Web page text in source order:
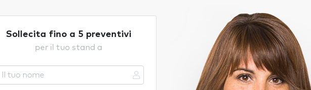
Sollecita fino a 5 preventivi
per il tuo stand a